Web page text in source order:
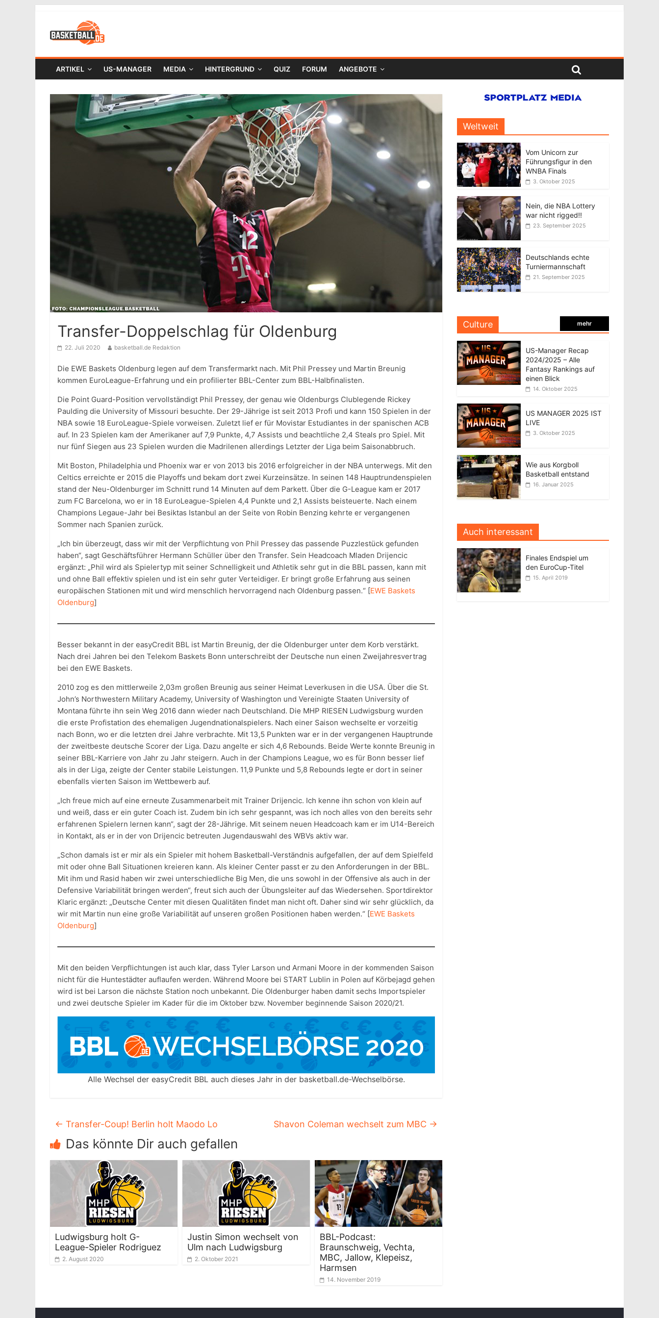
ARTIKEL US-MANAGER MEDIA HINTERGRUND QUIZ FORUM ANGEBOTE
Transfer-Doppelschlag für Oldenburg
22. Juli 2020 basketball.de Redaktion
Die EWE Baskets Oldenburg legen auf dem Transfermarkt nach. Mit Phil Pressey und Martin Breunig
kommen EuroLeague-Erfahrung und ein profilierter BBL-Center zum BBL-Halbfinalisten.
Die Point Guard-Position vervollständigt Phil Pressey, der genau wie Oldenburgs Clublegende Rickey
Paulding die University of Missouri besuchte. Der 29-Jährige ist seit 2013 Profi und kann 150 Spielen in der
NBA sowie 18 EuroLeague-Spiele vorweisen. Zuletzt lief er für Movistar Estudiantes in der spanischen ACB
auf. In 23 Spielen kam der Amerikaner auf 7,9 Punkte, 4,7 Assists und beachtliche 2,4 Steals pro Spiel. Mit
nur fünf Siegen aus 23 Spielen wurden die Madrilenen allerdings Letzter der Liga beim Saisonabbruch.
Mit Boston, Philadelphia und Phoenix war er von 2013 bis 2016 erfolgreicher in der NBA unterwegs. Mit den
Celtics erreichte er 2015 die Playoffs und bekam dort zwei Kurzeinsätze. In seinen 148 Hauptrundenspielen
stand der Neu-Oldenburger im Schnitt rund 14 Minuten auf dem Parkett. Über die G-League kam er 2017
zum FC Barcelona, wo er in 18 EuroLeague-Spielen 4,4 Punkte und 2,1 Assists beisteuerte. Nach einem
Champions Legaue-Jahr bei Besiktas Istanbul an der Seite von Robin Benzing kehrte er vergangenen
Sommer nach Spanien zurück.
„Ich bin überzeugt, dass wir mit der Verpflichtung von Phil Pressey das passende Puzzlestück gefunden
haben“, sagt Geschäftsführer Hermann Schüller über den Transfer. Sein Headcoach Mladen Drijencic
ergänzt: „Phil wird als Spielertyp mit seiner Schnelligkeit und Athletik sehr gut in die BBL passen, kann mit
und ohne Ball effektiv spielen und ist ein sehr guter Verteidiger. Er bringt große Erfahrung aus seinen
europäischen Stationen mit und wird menschlich hervorragend nach Oldenburg passen.“ [EWE Baskets
Oldenburg]
Besser bekannt in der easyCredit BBL ist Martin Breunig, der die Oldenburger unter dem Korb verstärkt.
Nach drei Jahren bei den Telekom Baskets Bonn unterschreibt der Deutsche nun einen Zweijahresvertrag
bei den EWE Baskets.
2010 zog es den mittlerweile 2,03m großen Breunig aus seiner Heimat Leverkusen in die USA. Über die St.
John’s Northwestern Military Academy, University of Washington und Vereinigte Staaten University of
Montana führte ihn sein Weg 2016 dann wieder nach Deutschland. Die MHP RIESEN Ludwigsburg wurden
die erste Profistation des ehemaligen Jugendnationalspielers. Nach einer Saison wechselte er vorzeitig
nach Bonn, wo er die letzten drei Jahre verbrachte. Mit 13,5 Punkten war er in der vergangenen Hauptrunde
der zweitbeste deutsche Scorer der Liga. Dazu angelte er sich 4,6 Rebounds. Beide Werte konnte Breunig in
seiner BBL-Karriere von Jahr zu Jahr steigern. Auch in der Champions League, wo es für Bonn besser lief
als in der Liga, zeigte der Center stabile Leistungen. 11,9 Punkte und 5,8 Rebounds legte er dort in seiner
ebenfalls vierten Saison im Wettbewerb auf.
„Ich freue mich auf eine erneute Zusammenarbeit mit Trainer Drijencic. Ich kenne ihn schon von klein auf
und weiß, dass er ein guter Coach ist. Zudem bin ich sehr gespannt, was ich noch alles von den bereits sehr
erfahrenen Spielern lernen kann“, sagt der 28-Jährige. Mit seinem neuen Headcoach kam er im U14-Bereich
in Kontakt, als er in der von Drijencic betreuten Jugendauswahl des WBVs aktiv war.
„Schon damals ist er mir als ein Spieler mit hohem Basketball-Verständnis aufgefallen, der auf dem Spielfeld
mit oder ohne Ball Situationen kreieren kann. Als kleiner Center passt er zu den Anforderungen in der BBL.
Mit ihm und Rasid haben wir zwei unterschiedliche Big Men, die uns sowohl in der Offensive als auch in der
Defensive Variabilität bringen werden“, freut sich auch der Übungsleiter auf das Wiedersehen. Sportdirektor
Klaric ergänzt: „Deutsche Center mit diesen Qualitäten findet man nicht oft. Daher sind wir sehr glücklich, da
wir mit Martin nun eine große Variabilität auf unseren großen Positionen haben werden.“ [EWE Baskets
Oldenburg]
Mit den beiden Verpflichtungen ist auch klar, dass Tyler Larson und Armani Moore in der kommenden Saison
nicht für die Huntestädter auflaufen werden. Während Moore bei START Lublin in Polen auf Körbejagd gehen
wird ist bei Larson die nächste Station noch unbekannt. Die Oldenburger haben damit sechs Importspieler
und zwei deutsche Spieler im Kader für die im Oktober bzw. November beginnende Saison 2020/21.
Alle Wechsel der easyCredit BBL auch dieses Jahr in der basketball.de-Wechselbörse.
← Transfer-Coup! Berlin holt Maodo Lo Shavon Coleman wechselt zum MBC →
Das könnte Dir auch gefallen
Ludwigsburg holt G-
League-Spieler Rodriguez
2. August 2020
Justin Simon wechselt von
Ulm nach Ludwigsburg
2. Oktober 2021
BBL-Podcast:
Braunschweig, Vechta,
MBC, Jallow, Klepeisz,
Harmsen
14. November 2019
Weltweit
Vom Unicorn zur
Führungsfigur in den
WNBA Finals
3. Oktober 2025
Nein, die NBA Lottery
war nicht rigged!!
23. September 2025
Deutschlands echte
Turniermannschaft
21. September 2025
Culture mehr
US-Manager Recap
2024/2025 – Alle
Fantasy Rankings auf
einen Blick
14. Oktober 2025
US MANAGER 2025 IST
LIVE
3. Oktober 2025
Wie aus Korgboll
Basketball entstand
16. Januar 2025
Auch interessant
Finales Endspiel um
den EuroCup-Titel
15. April 2019